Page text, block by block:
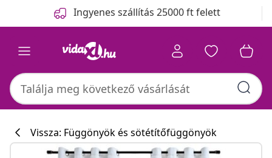
Ingyenes szállítás 25000 ft felett
Vissza: Függönyök és sötétítőfüggönyök